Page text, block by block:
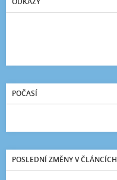
POČASÍ
POSLEDNÍ ZMĚNY V ČLÁNCÍCH